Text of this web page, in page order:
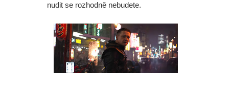
nudit se rozhodně nebudete.